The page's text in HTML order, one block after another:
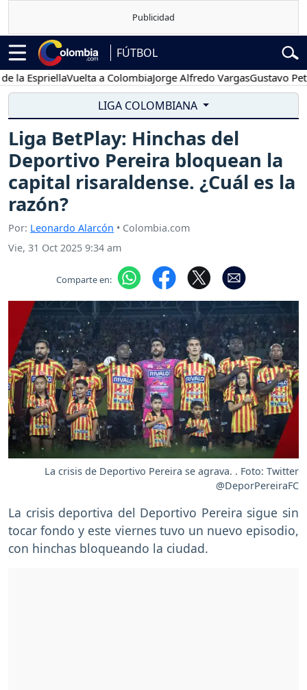
FÚTBOL
Vuelta a ColombiaJorge Alfredo VargasGustavo Petro
LIGA COLOMBIANA
Liga BetPlay: Hinchas del
Deportivo Pereira bloquean la
capital risaraldense. ¿Cuál es la
razón?
Por: Leonardo Alarcón • Colombia.com
Vie, 31 Oct 2025 9:34 am
Comparte en:
La crisis de Deportivo Pereira se agrava. . Foto: Twitter
@DeporPereiraFC
La crisis deportiva del Deportivo Pereira sigue sin
tocar fondo y este viernes tuvo un nuevo episodio,
con hinchas bloqueando la ciudad.